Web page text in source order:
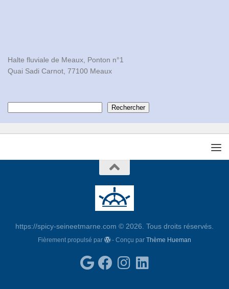
Halte fluviale de Meaux, Ponton n°1
Quai Sadi Carnot, 77100 Meaux
Rechercher
https://spicy-seineetmarne.com © 2026. Tous droits réservés.
Fièrement propulsé par - Conçu parThème Hueman